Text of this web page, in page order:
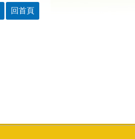
回首頁